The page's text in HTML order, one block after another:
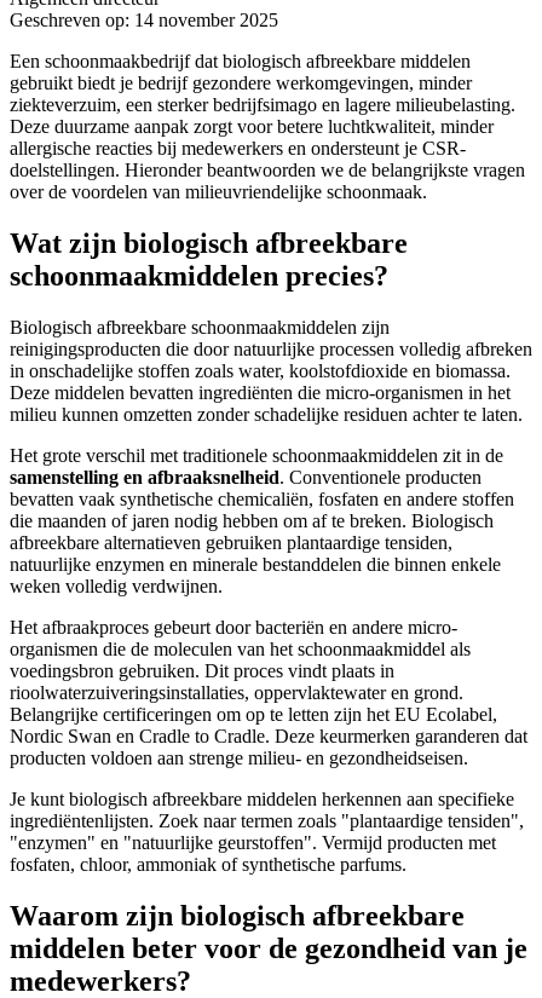
Geschreven op: 14 november 2025
Een schoonmaakbedrijf dat biologisch afbreekbare middelen
gebruikt biedt je bedrijf gezondere werkomgevingen, minder
ziekteverzuim, een sterker bedrijfsimago en lagere milieubelasting.
Deze duurzame aanpak zorgt voor betere luchtkwaliteit, minder
allergische reacties bij medewerkers en ondersteunt je CSR-
doelstellingen. Hieronder beantwoorden we de belangrijkste vragen
over de voordelen van milieuvriendelijke schoonmaak.
Wat zijn biologisch afbreekbare
schoonmaakmiddelen precies?
Biologisch afbreekbare schoonmaakmiddelen zijn
reinigingsproducten die door natuurlijke processen volledig afbreken
in onschadelijke stoffen zoals water, koolstofdioxide en biomassa.
Deze middelen bevatten ingrediënten die micro-organismen in het
milieu kunnen omzetten zonder schadelijke residuen achter te laten.
Het grote verschil met traditionele schoonmaakmiddelen zit in de
samenstelling en afbraaksnelheid. Conventionele producten
bevatten vaak synthetische chemicaliën, fosfaten en andere stoffen
die maanden of jaren nodig hebben om af te breken. Biologisch
afbreekbare alternatieven gebruiken plantaardige tensiden,
natuurlijke enzymen en minerale bestanddelen die binnen enkele
weken volledig verdwijnen.
Het afbraakproces gebeurt door bacteriën en andere micro-
organismen die de moleculen van het schoonmaakmiddel als
voedingsbron gebruiken. Dit proces vindt plaats in
rioolwaterzuiveringsinstallaties, oppervlaktewater en grond.
Belangrijke certificeringen om op te letten zijn het EU Ecolabel,
Nordic Swan en Cradle to Cradle. Deze keurmerken garanderen dat
producten voldoen aan strenge milieu- en gezondheidseisen.
Je kunt biologisch afbreekbare middelen herkennen aan specifieke
ingrediëntenlijsten. Zoek naar termen zoals "plantaardige tensiden",
"enzymen" en "natuurlijke geurstoffen". Vermijd producten met
fosfaten, chloor, ammoniak of synthetische parfums.
Waarom zijn biologisch afbreekbare
middelen beter voor de gezondheid van je
medewerkers?